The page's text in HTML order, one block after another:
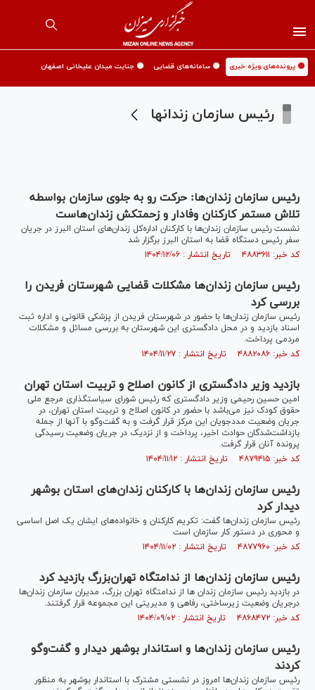
🟡 پرونده‌های ویژه خبری 🟡 سامانه‌های قضایی 🟡 جنایت میدان علیخانی اصفهان
رئیس سازمان زندانها
رئیس سازمان زندان‌ها: حرکت رو به جلوی سازمان بواسطه
تلاش مستمر کارکنان وفادار و زحمتکش زندان‌هاست
نشست رئیس سازمان زندان‌ها با کارکنان اداره‌کل زندان‌های استان البرز در جریان
سفر رئیس دستگاه قضا به استان البرز برگزار شد
کد خبر: ۴۸۸۳۶۱۱ تاریخ انتشار : ۱۴۰۴/۱۲/۰۶
رئیس سازمان زندان‌ها مشکلات قضایی شهرستان فریدن را
بررسی کرد
رئیس سازمان زندان‌ها با حضور در شهرستان فریدن از پزشکی قانونی و اداره ثبت
اسناد بازدید و در محل دادگستری این شهرستان به بررسی مسائل و مشکلات
مردمی پرداخت.
کد خبر: ۴۸۸۲۰۸۶ تاریخ انتشار : ۱۴۰۴/۱۱/۲۷
بازدید وزیر دادگستری از کانون اصلاح و تربیت استان تهران
امین حسین رحیمی وزیر دادگستری که رئیس شورای سیاستگذاری مرجع ملی
حقوق کودک نیز می‌باشد با حضور در کانون اصلاح و تربیت استان تهران، در
جریان وضعیت مددجویان این مرکز قرار گرفت و به گفت‌و‌گو با آنها از جمله
بازداشت‌شدگان حوادث اخیر، پرداخت و از نزدیک در جریان وضعیت رسیدگی
پرونده آنان قرار گرفت.
کد خبر: ۴۸۷۹۴۱۵ تاریخ انتشار : ۱۴۰۴/۱۱/۱۲
رئیس سازمان زندان‌ها با کارکنان زندان‌های استان بوشهر
دیدار کرد
رئیس سازمان زندان‌ها گفت: تکریم کارکنان و خانواده‌های ایشان یک اصل اساسی
و محوری در دستور کار سازمان است
کد خبر: ۴۸۷۷۹۶۰ تاریخ انتشار : ۱۴۰۴/۱۱/۰۲
رئیس سازمان زندان‌ها از ندامتگاه تهران‌بزرگ بازدید کرد
در بازدید رئیس سازمان زندان ها از ندامتگاه تهران بزرگ، مدیران سازمان زندان‌ها
درجریان وضعیت زیرساختی، رفاهی و مدیریتی این مجموعه قرار گرفتند.
کد خبر: ۴۸۶۸۴۷۲ تاریخ انتشار : ۱۴۰۴/۰۹/۰۲
رئیس سازمان زندان‌ها و استاندار بوشهر دیدار و گفت‌و‌گو
کردند
رئیس سازمان زندان‌ها امروز در نشستی مشترک با استاندار بوشهر به منظور